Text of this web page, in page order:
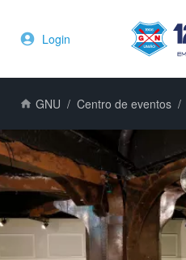
Login
GNU Centro de eventos